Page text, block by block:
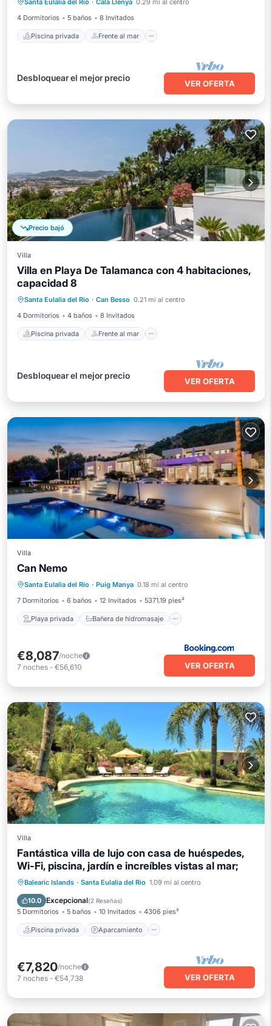
Santa Eulalia del Rio · Cala Llenya 0.29 mi al centro
4 Dormitorios
5 baños 8 Invitados
Piscina privada Frente al mar
Aparcamiento Piscina
Desbloquear el mejor precio
VER OFERTA
Precio bajó
Villa
Villa en Playa De Talamanca con 4 habitaciones,
capacidad 8
Santa Eulalia del Rio · Can Besso 0.21 mi al centro
4 Dormitorios
4 baños 8 Invitados
Piscina privada Frente al mar
Piscina privada
Bañera de hidromasaje
Aparcamiento
Desbloquear el mejor precio
VER OFERTA
Villa
Can Nemo
Santa Eulalia del Rio · Puig Manya 0.18 mi al centro
7 Dormitorios
6 baños 12 Invitados 5371.19 pies²
Playa privada Bañera de hidromasaje
Playa privada
Desayuno
Aparcamiento
€8,087/noche
7 noches - €56,610 VER OFERTA
Villa
Fantástica villa de lujo con casa de huéspedes,
Wi-Fi, piscina, jardín e increíbles vistas al mar;
Balearic Islands · Santa Eulalia del Rio 1.09 mi al centro
10.0 Excepcional(2 Reseñas)
5 Dormitorios 5 baños 10 Invitados 4306 pies²
Piscina privada Aparcamiento
Piscina privada
Aparcamiento
Piscina
Balcón/Terraza
€7,820/noche
7 noches - €54,738 VER OFERTA